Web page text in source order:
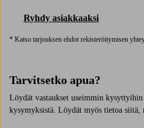
Ryhdy asiakkaaksi
* Katso tarjouksen ehdot rekisteröitymisen
Tarvitsetko apua?
Löydät vastaukset useimmin
kysymyksistä. Löydät myös tietoa siitä,